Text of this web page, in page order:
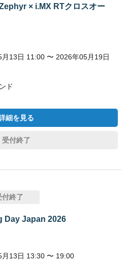
× i.MX RTクロスオー
13日 11:00 〜 2026年05月19日
ド
細を見る
受付終了
付終了
Day Japan 2026
月13日 13:30 〜 19:00